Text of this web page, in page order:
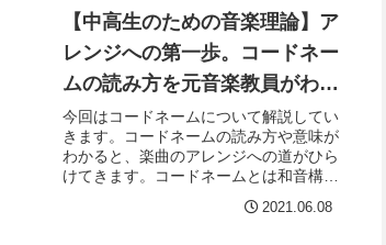
う点があります。なので、音符で書かれ
た和音をコードネームに書き直すには、
まず書かれている和音の原型を調べてく
ださい。
【中高生のための音楽理論】ア
レンジへの第一歩。コードネー
ムの読み方を元音楽教員がわか
りやすく解説！
今回はコードネームについて解説してい
きます。コードネームの読み方や意味が
わかると、楽曲のアレンジへの道がひら
けてきます。コードネームとは和音構成
を記号化したもので、英語音名をもとに
表されます。また、呼び方にも英語の読
2021.06.08